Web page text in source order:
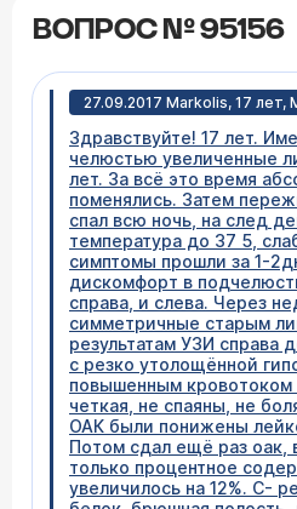
ВОПРОС № 95156
27.09.2017 Markolis, 17 лет,
Здравствуйте! 17 лет.
челюстью увеличенные
лет. За всё это время
поменялись. Затем
спал всю ночь, на след
температура до 37 5,
симптомы прошли за 1-
дискомфорт в
справа, и слева. Через
симметричные старым
результатам УЗИ справа
с резко утолощённой
повышенным кровотоком
четкая, не спаяны, не
ОАК были понижены
Потом сдал ещё раз оак,
только процентное
увеличилось на 12%. С-